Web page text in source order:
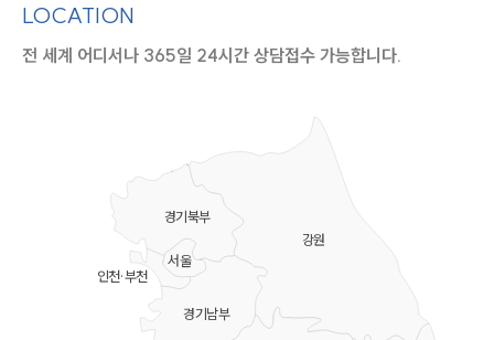
LOCATION
전 세계 어디서나 365일 24시간 상담접수 가능합니다.
강원
경기북부
경기남부
서울
인천·부천